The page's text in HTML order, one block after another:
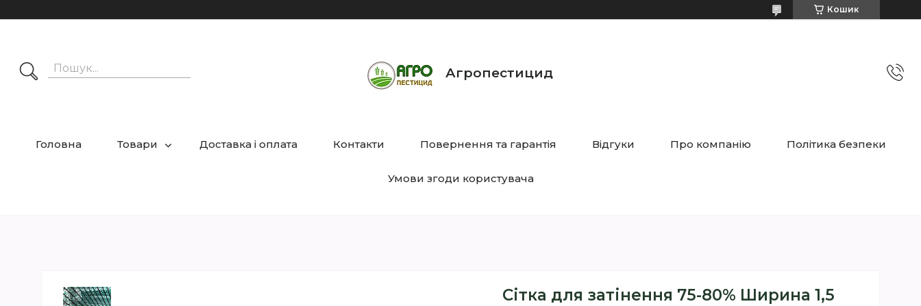
Кошик
Агропестицид
Головна Товари Доставка і оплата Контакти Повернення та гарантія Відгуки Про компанію Політика безпеки
Умови згоди користувача
Сітка для затінення 75-80% Ширина 1,5